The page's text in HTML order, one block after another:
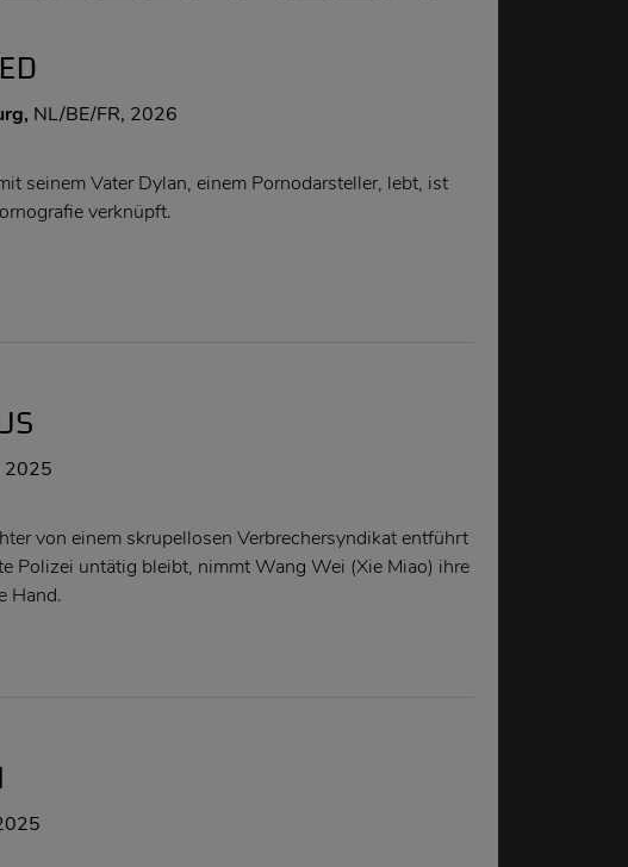
NL/BE/FR, 2026
seinem Vater Dylan, einem Pornodarsteller, lebt, ist
verknüpft.
2025
von einem skrupellosen Verbrechersyndikat entführt
Polizei untätig bleibt, nimmt Wang Wei (Xie Miao) ihre
Hand.